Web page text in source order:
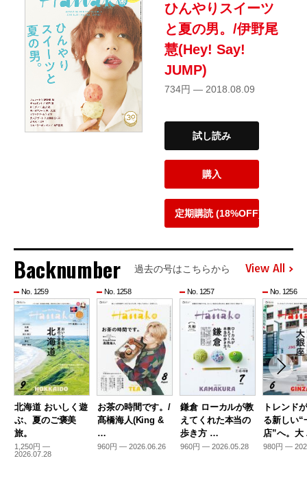
ひんやりスイーツ
と夏の男。/伊野尾
慧(Hey! Say!
JUMP)
734円 — 2018.08.09
試し読み
購入
定期購読 (18%OFF)
Backnumber 過去の号はこちらから View All
No. 1259
北海道 おいしく遊
ぶ、夏のご褒美
旅。
1,250円 —
2026.07.28
No. 1258
お茶の時間です。/
髙橋海人(King &
…
960円 — 2026.06.26
No. 1257
鎌倉 ローカルが教
えてくれた本当の
歩き方 …
960円 — 2026.05.28
No. 1256
トレンド
る新しい“
店”へ。
980円 —